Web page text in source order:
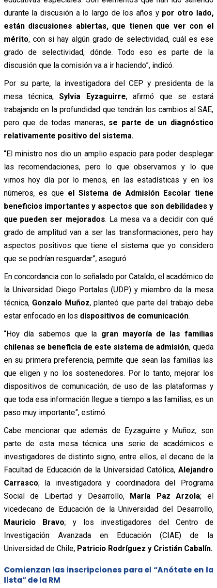
durante la discusión a lo largo de los años y por otro lado,
están discusiones abiertas, que tienen que ver con el
mérito, con si hay algún grado de selectividad, cuál es ese
grado de selectividad, dónde. Todo eso es parte de la
discusión que la comisión va a ir haciendo”, indicó.
Por su parte, la investigadora del CEP y presidenta de la
mesa técnica,Sylvia Eyzaguirre, afirmó que se estará
trabajando en la profundidad que tendrán los cambios al SAE,
pero que de todas maneras, se parte de un diagnóstico
relativamente positivo del sistema.
“El ministro nos dio un amplio espacio para poder desplegar
las recomendaciones, pero lo que observamos y lo que
vimos hoy día por lo menos, en las estadísticas y en los
números, es que el Sistema de Admisión Escolar tiene
beneficios importantes y aspectos que son debilidades y
que pueden ser mejorados. La mesa va a decidir con qué
grado de amplitud van a ser las transformaciones, pero hay
aspectos positivos que tiene el sistema que yo considero
que se podrían resguardar”, aseguró.
En concordancia con lo señalado por Cataldo, el académico de
la Universidad Diego Portales (UDP) y miembro de la mesa
técnica, Gonzalo Muñoz, planteó que parte del trabajo debe
estar enfocado en los dispositivos de comunicación.
“Hoy día sabemos que la gran mayoría de las familias
chilenas se beneficia de este sistema de admisión, queda
en su primera preferencia, permite que sean las familias las
que eligen y no los sostenedores. Por lo tanto, mejorar los
dispositivos de comunicación, de uso de las plataformas y
que toda esa información llegue a tiempo a las familias, es un
paso muy importante”, estimó.
Cabe mencionar que además de Eyzaguirre y Muñoz, son
parte de esta mesa técnica una serie de académicos e
investigadores de distinto signo, entre ellos, el decano de la
Facultad de Educación de la Universidad Católica, Alejandro
Carrasco; la investigadora y coordinadora del Programa
Social de Libertad y Desarrollo,María Paz Arzola; el
vicedecano de Educación de la Universidad del Desarrollo,
Mauricio Bravo; y los investigadores del Centro de
Investigación Avanzada en Educación (CIAE) de la
Universidad de Chile, Patricio Rodríguez y Cristián Cabalín.
Comienzan las inscripciones para el “Anótate en la
lista” de la RM